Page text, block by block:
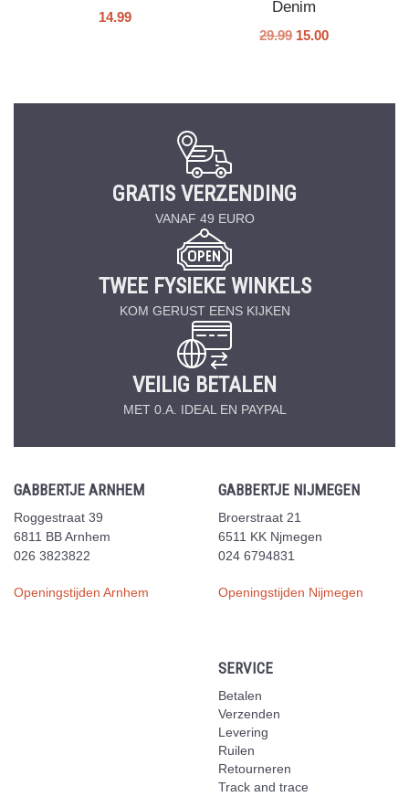
14.99
Denim
29.99 15.00
GRATIS VERZENDING
VANAF 49 EURO
TWEE FYSIEKE WINKELS
KOM GERUST EENS KIJKEN
VEILIG BETALEN
MET 0.A. IDEAL EN PAYPAL
GABBERTJE ARNHEM
Roggestraat 39
6811 BB Arnhem
026 3823822
Openingstijden Arnhem
GABBERTJE NIJMEGEN
Broerstraat 21
6511 KK Njmegen
024 6794831
Openingstijden Nijmegen
SERVICE
Betalen
Verzenden
Levering
Ruilen
Retourneren
Track and trace